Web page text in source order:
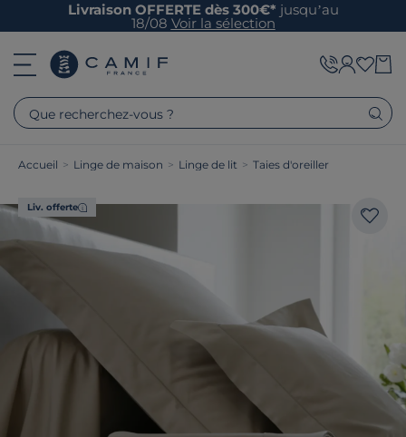
Livraison OFFERTE dès 300€* jusqu’au
18/08 Voir la sélection
Que recherchez-vous ?
Accueil > Linge de maison > Linge de lit > Taies d'oreiller
Liv. offerte